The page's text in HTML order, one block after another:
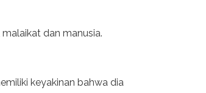
dan manusia.
keyakinan bahwa dia